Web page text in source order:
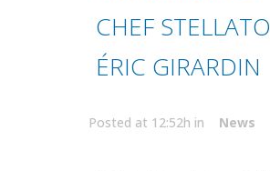
CHEF STELLATO
ÉRIC GIRARDIN
Posted at 12:52h in News